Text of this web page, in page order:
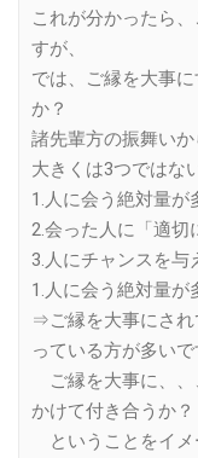
これが分かったら
すが、
では、ご縁を大事
か？
諸先輩方の振舞いか
大きくは3つではな
1.人に会う絶対量が
2.会った人に「適切
3.人にチャンスを与
1.人に会う絶対量が
⇒ご縁を大事にされ
っている方が多いで
ご縁を大事に、、
かけて付き合うか？
ということをイメ